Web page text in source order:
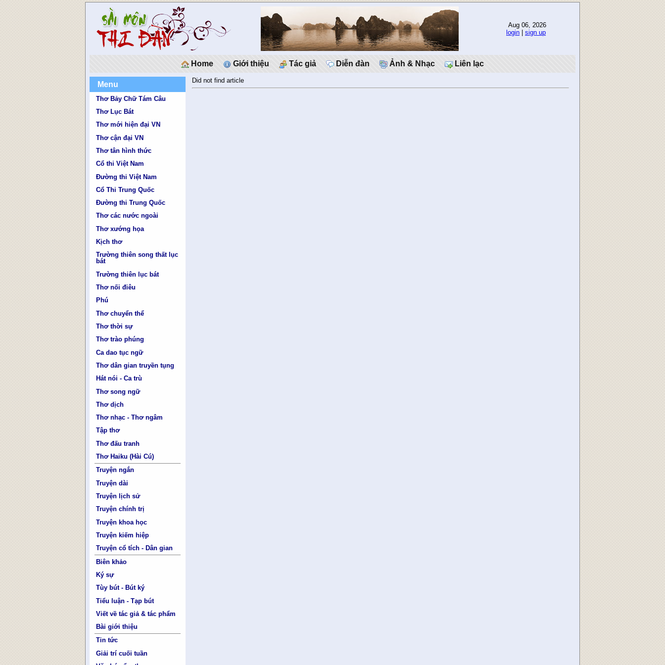
Aug 06, 2026
login
sign up
Home Giới thiệu Tác giả Diễn đàn Ảnh & Nhạc Liên lạc
Menu
Thơ Bảy Chữ Tám Câu
Thơ Lục Bát
Thơ mới hiện đại VN
Thơ cận đại VN
Thơ tân hình thức
Cổ thi Việt Nam
Đường thi Việt Nam
Cổ Thi Trung Quốc
Đường thi Trung Quốc
Thơ các nước ngoài
Thơ xướng họa
Kịch thơ
Trường thiên song thất lục
bát
Trường thiên lục bát
Thơ nối điêu
Phú
Thơ chuyển thể
Thơ thời sự
Thơ trào phúng
Ca dao tục ngữ
Thơ dân gian truyền tụng
Hát nói - Ca trù
Thơ song ngữ
Thơ dịch
Thơ nhạc - Thơ ngâm
Tập thơ
Thơ đấu tranh
Thơ Haiku (Hài Cú)
Truyện ngắn
Truyện dài
Truyện lịch sử
Truyện chính trị
Truyện khoa học
Truyện kiếm hiệp
Truyện cổ tích - Dân gian
Biên khảo
Ký sự
Tùy bút - Bút ký
Tiểu luận - Tạp bút
Viết về tác giả & tác phẩm
Bài giới thiệu
Tin tức
Giải trí cuối tuần
Did not find article